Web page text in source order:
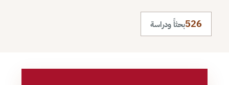
526بحثاً ودراسة